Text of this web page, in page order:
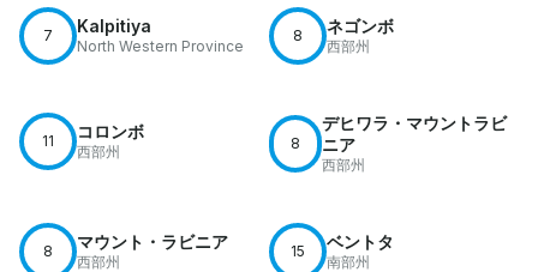
7 Kalpitiya
North Western Province
8 ネゴンボ
西部州
11 コロンボ
西部州 8
デヒワラ・マウントラビ
ニア
西部州
8 マウント・ラビニア
西部州
15 ベントタ
南部州